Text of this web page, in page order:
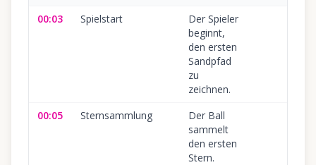
00:03
Spielstart
Der Spieler
beginnt,
den ersten
Sandpfad
zu
zeichnen.
00:05
Sternsammlung
Der Ball
sammelt
den ersten
Stern.